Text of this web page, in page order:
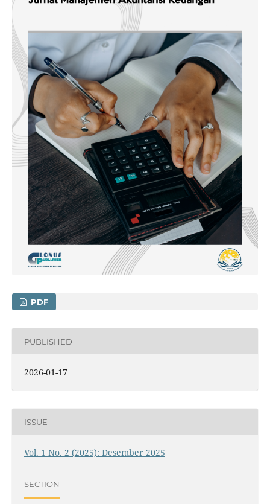
PDF
PUBLISHED
2026-01-17
ISSUE
Vol. 1 No. 2 (2025): Desember 2025
SECTION